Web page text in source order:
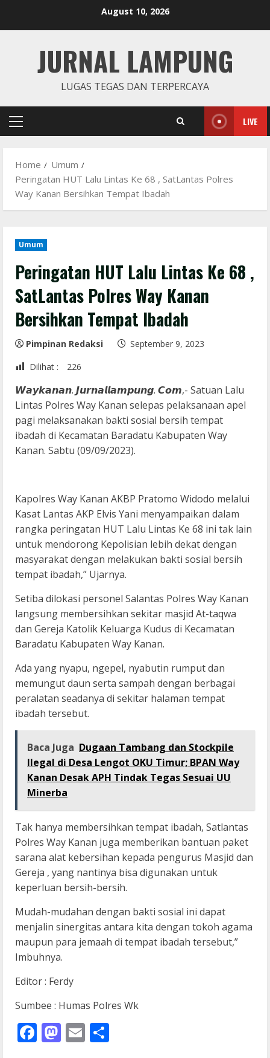
August 10, 2026
JURNAL LAMPUNG
LUGAS TEGAS DAN TERPERCAYA
Primary
LIVE
Home
Umum
Peringatan HUT Lalu Lintas Ke 68 , SatLantas Polres
Way Kanan Bersihkan Tempat Ibadah
Umum
Peringatan HUT Lalu Lintas Ke 68 ,
SatLantas Polres Way Kanan
Bersihkan Tempat Ibadah
Pimpinan Redaksi
September 9, 2023
Dilihat :
226
𝙒𝙖𝙮𝙠𝙖𝙣𝙖𝙣. 𝙅𝙪𝙧𝙣𝙖𝙡𝙡𝙖𝙢𝙥𝙪𝙣𝙜. 𝘾𝙤𝙢,- Satuan Lalu
Lintas Polres Way Kanan selepas pelaksanaan apel
pagi melaksanakan bakti sosial bersih tempat
ibadah di Kecamatan Baradatu Kabupaten Way
Kanan. Sabtu (09/09/2023).
Kapolres Way Kanan AKBP Pratomo Widodo melalui
Kasat Lantas AKP Elvis Yani menyampaikan dalam
rangka peringatan HUT Lalu Lintas Ke 68 ini tak lain
untuk mendorong Kepolisian lebih dekat dengan
masyarakat dengan melakukan bakti sosial bersih
tempat ibadah,” Ujarnya.
Setiba dilokasi personel Salantas Polres Way Kanan
langsung membersihkan sekitar masjid At-taqwa
dan Gereja Katolik Keluarga Kudus di Kecamatan
Baradatu Kabupaten Way Kanan.
Ada yang nyapu, ngepel, nyabutin rumput dan
memungut daun serta sampah dengan berbagai
peralatan seadanya di sekitar halaman tempat
ibadah tersebut.
Baca Juga Dugaan Tambang dan Stockpile
Ilegal di Desa Lengot OKU Timur; BPAN Way
Kanan Desak APH Tindak Tegas Sesuai UU
Minerba
Tak hanya membersihkan tempat ibadah, Satlantas
Polres Way Kanan juga memberikan bantuan paket
sarana alat kebersihan kepada pengurus Masjid dan
Gereja , yang nantinya bisa digunakan untuk
keperluan bersih-bersih.
Mudah-mudahan dengan bakti sosial ini dapat
menjalin sinergitas antara kita dengan tokoh agama
maupun para jemaah di tempat ibadah tersebut,”
Imbuhnya.
Editor : Ferdy
Sumbee : Humas Polres Wk
Facebook
Mastodon
Email